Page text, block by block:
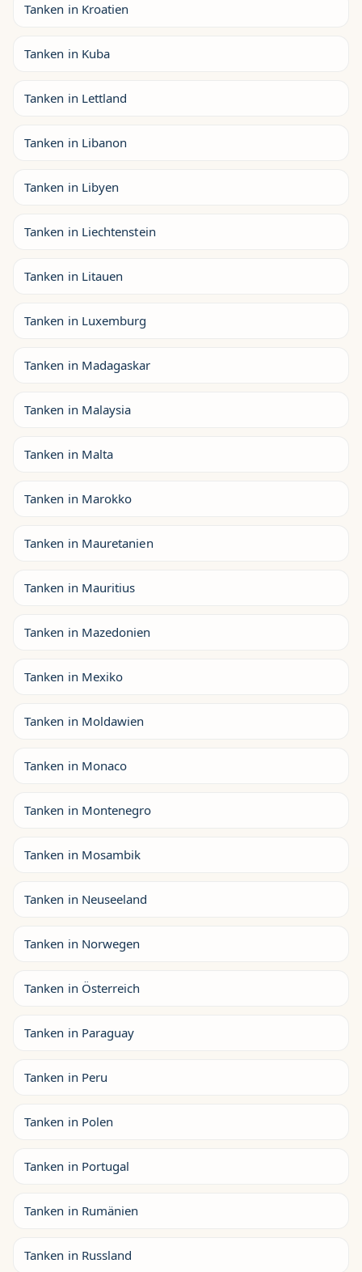
Tanken in Kroatien
Tanken in Kuba
Tanken in Lettland
Tanken in Libanon
Tanken in Libyen
Tanken in Liechtenstein
Tanken in Litauen
Tanken in Luxemburg
Tanken in Madagaskar
Tanken in Malaysia
Tanken in Malta
Tanken in Marokko
Tanken in Mauretanien
Tanken in Mauritius
Tanken in Mazedonien
Tanken in Mexiko
Tanken in Moldawien
Tanken in Monaco
Tanken in Montenegro
Tanken in Mosambik
Tanken in Neuseeland
Tanken in Norwegen
Tanken in Österreich
Tanken in Paraguay
Tanken in Peru
Tanken in Polen
Tanken in Portugal
Tanken in Rumänien
Tanken in Russland